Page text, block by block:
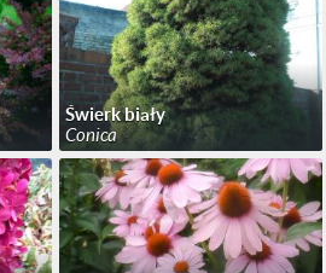
Świerk biały
Conica